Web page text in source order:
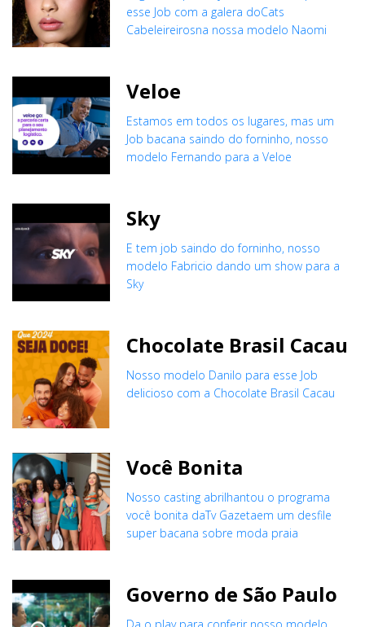
esse Job com a galera doCats
Cabeleireirosna nossa modelo Naomi
Veloe
Estamos em todos os lugares, mas um
Job bacana saindo do forninho, nosso
modelo Fernando para a Veloe
Sky
E tem job saindo do forninho, nosso
modelo Fabricio dando um show para a
Sky
Chocolate Brasil Cacau
Nosso modelo Danilo para esse Job
delicioso com a Chocolate Brasil Cacau
Você Bonita
Nosso casting abrilhantou o programa
você bonita daTv Gazetaem um desfile
super bacana sobre moda praia
Governo de São Paulo